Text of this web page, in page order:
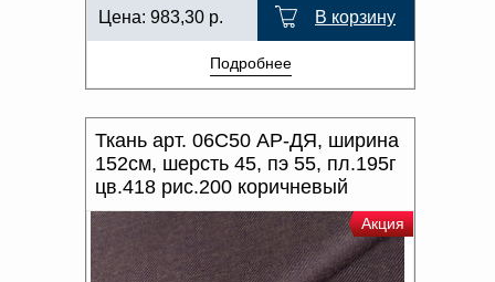
Цена: 983,30 р. В корзину
Подробнее
Ткань арт. 06С50 АР-ДЯ, ширина
152см, шерсть 45, пэ 55, пл.195г
цв.418 рис.200 коричневый
Акция